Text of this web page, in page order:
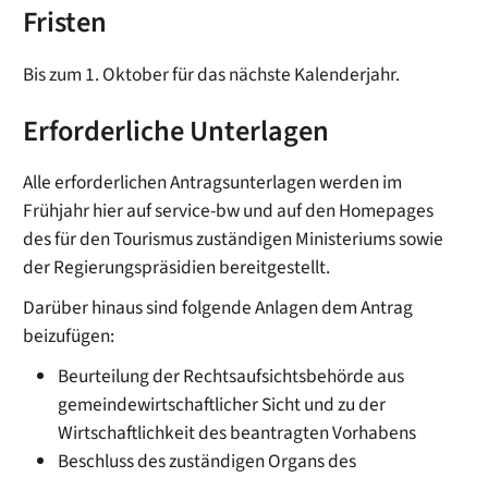
Fristen
Bis zum 1. Oktober für das nächste Kalenderjahr.
Erforderliche Unterlagen
Alle erforderlichen Antragsunterlagen werden im
Frühjahr hier auf service-bw und auf den Homepages
des für den Tourismus zuständigen Ministeriums sowie
der Regierungspräsidien bereitgestellt.
Darüber hinaus sind folgende Anlagen dem Antrag
beizufügen:
Beurteilung der Rechtsaufsichtsbehörde aus
gemeindewirtschaftlicher Sicht und zu der
Wirtschaftlichkeit des beantragten Vorhabens
Beschluss des zuständigen Organs des